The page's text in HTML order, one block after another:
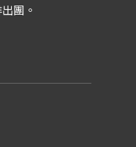
團。